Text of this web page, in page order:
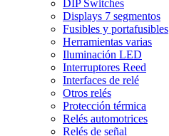
DIP Switches
Displays 7 segmentos
Fusibles y portafusibles
Herramientas varias
Iluminación LED
Interruptores Reed
Interfaces de relé
Otros relés
Protección térmica
Relés automotrices
Relés de señal